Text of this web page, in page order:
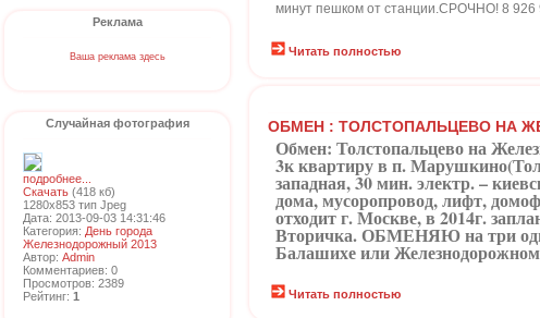
Реклама
Ваша реклама здесь
Случайная фотография
подробнее...
Скачать (418 кб)
1280x853 тип Jpeg
Дата: 2013-09-03 14:31:46
Категория: День города
Железнодорожный 2013
Автор: Admin
Комментариев: 0
Просмотров: 2389
Рейтинг: 1
минут пешком от станции.СРОЧНО! 8 926
Читать полностью
ОБМЕН : ТОЛСТОПАЛЬЦЕВО НА
Обмен: Толстопальцево на
3к квартиру в п.
западная, 30 мин. электр. –
дома, мусоропровод, лифт,
отходит г. Москве, в 2014г.
Вторичка. ОБМЕНЯЮ на три
Балашихе или
Читать полностью